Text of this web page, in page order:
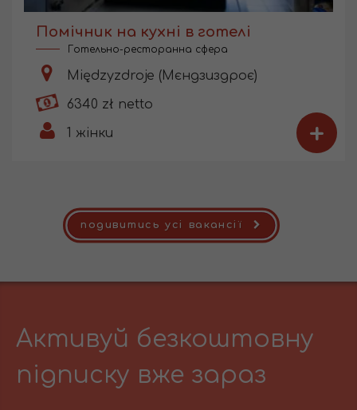
Помічник на кухні в готелі
Готельно-ресторанна сфера
Międzyzdroje (Мєндзиздроє)
6340 zł netto
1 жінки +
подивитись усі вакансії
Активуй безкоштовну
підписку вже зараз